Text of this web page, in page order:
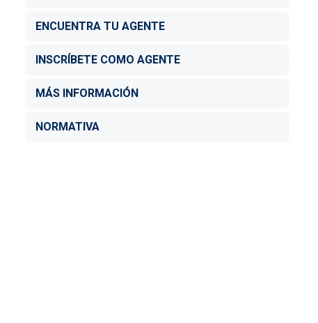
ENCUENTRA TU AGENTE
INSCRÍBETE COMO AGENTE
MÁS INFORMACIÓN
NORMATIVA